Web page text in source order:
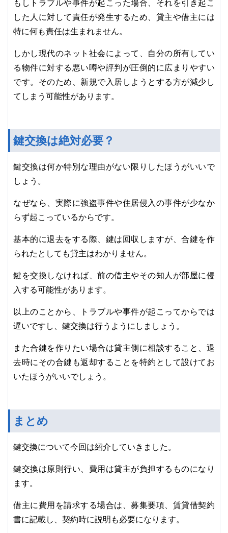
もしトラブルや事件が起こった場合、それを引き起こ
した人に対して責任が発生するため、貸主や借主には
特に何も責任は生まれません。
しかし現代のネット社会によって、自分の所有してい
る物件に対する悪い噂や評判が圧倒的に広まりやすい
です。そのため、新規で入居しようとする方が減少し
てしまう可能性があります。
鍵交換は絶対必要？
鍵交換は何か特別な理由がない限りしたほうがいいで
しょう。
なぜなら、実際に強盗事件や住居侵入の事件が少なか
らず起こっているからです。
基本的に退去をする際、鍵は回収しますが、合鍵を作
られたとしても貸主はわかりません。
鍵を交換しなければ、前の借主やその知人が部屋に侵
入する可能性があります。
以上のことから、トラブルや事件が起こってからでは
遅いですし、鍵交換は行うようにしましょう。
また合鍵を作りたい場合は貸主側に相談すること、退
去時にその合鍵も返却することを特約として設けてお
いたほうがいいでしょう。
まとめ
鍵交換について今回は紹介していきました。
鍵交換は原則行い、費用は貸主が負担するものになり
ます。
借主に費用を請求する場合は、募集要項、賃貸借契約
書に記載し、契約時に説明も必要になります。